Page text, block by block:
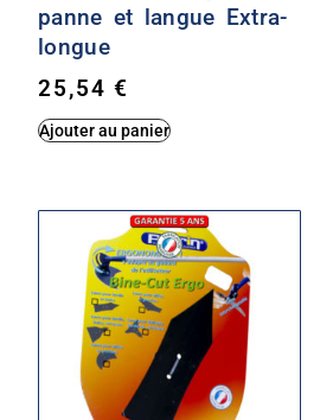
panne et langue Extra-
longue
25,54€
Ajouter au panier